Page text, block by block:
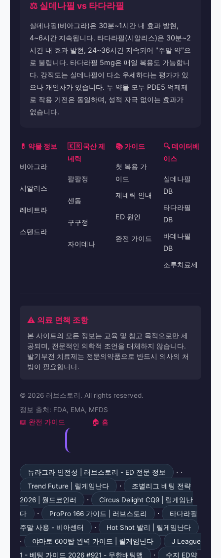
⚖️ 실데나필 vs 타다라필
실데나필(비아그라)은 30분~1시간 내 효과 발현,
4~6시간 지속됩니다. 타다라필(시알리스)은 30분~2
시간 내 효과 발현, 24~36시간 지속되어 "주말 약"으
로 불립니다. 타다라필 5mg은 매일 복용도 가능합니
다. 강직도는 실데나필이 다소 우세하다는 평가가 있
으나 개인차가 있습니다. 두 약물 모두 PDE5 억제제
로 작용 기전은 동일하며, 성적 자극 없이는 효과가
없습니다.
💊 약물 정보
비아그라
시알리스
레비트라
스텐드라
🇰🇷 국산 제
네릭
팔팔정
센돔
구구정
자이데나
📚 가이드
첫 복용 가
이드
제네릭 안내
ED 원인
완전 가이드
🔍 데이터베
이스
실데나필
DB
타다라필
DB
바데나필
DB
조루치료제
⚠️ 의료 면책 조항
본 사이트의 모든 정보는 교육 및 참고 목적으로만 제
공되며, 전문적인 의학적 조언을 대체하지 않습니다.
발기부전 치료제는 전문의약품으로 반드시 의사의 처
방이 필요합니다.
© 2026 러브스토리. All rights reserved.
정보 출처: FDA, EMA, MFDS
📖 완전 가이드 🏠 홈
듀라그라 안전성 | 러브스토리 - ED 전문 정보 · ·
Trend Future | 릴게임난다 ·
조별리그 베팅 전략
2026 | 월드코인러
·
Circus Delight CQ9 | 릴게임난
다
· ProPro 166 가이드 | 러브스토리 ·
타다라필
주말 사용 - 비아센터
· Hot Shot 발리 | 릴게임난다
· 야마토 600탑 완벽 가이드 | 릴게임난다
J League
1 - 베팅 가이드 2026 #921 - 무한배팅맵
· 수지 ED약